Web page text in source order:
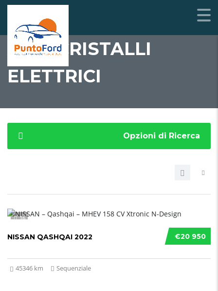
ALZACRISTALLI
ELETTRICI
Opzioni di Ricerca
16
€20 950
NISSAN QASHQAI 2022
45346 km Sequenziale